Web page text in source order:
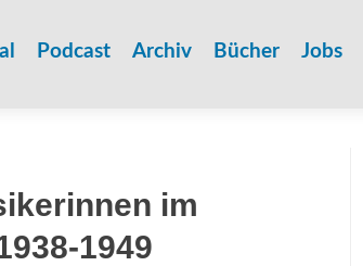
Podcast Archiv Bücher Jobs
im
1949